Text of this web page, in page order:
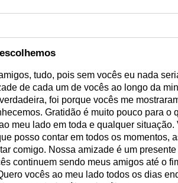
tudo, pois sem vocês eu nada
de cada um de vocês ao longo da
foi porque vocês me
Gratidão é muito pouco para o
meu lado em toda e qualquer
posso contar em todos os momentos,
comigo. Nossa amizade é um
continuem sendo meus amigos até o
vocês ao meu lado todos os dias